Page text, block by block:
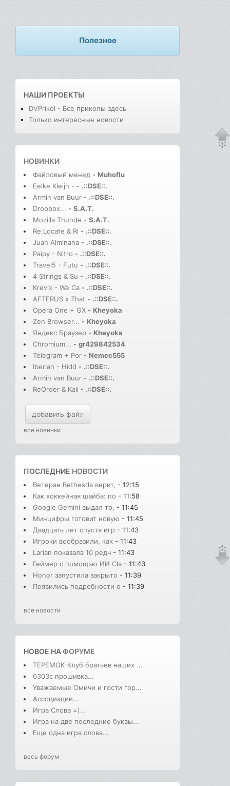
Полезное
НАШИ ПРОЕКТЫ
DVPrikol - Все приколы здесь
Только интересные новости
НОВИНКИ
Файловый менед - Muhoflu
Eelke Kleijn - - .::DSE::.
Armin van Buur - .::DSE::.
Dropbox... - S.A.T.
Mozilla Thunde - S.A.T.
Re:Locate & Ri - .::DSE::.
Juan Alminana - .::DSE::.
Paipy - Nitro - .::DSE::.
Travel5 - Futu - .::DSE::.
4 Strings & Su - .::DSE::.
Krevix - We Ca - .::DSE::.
AFTERUS x That - .::DSE::.
Opera One + GX - Kheyoka
Zen Browser... - Kheyoka
Яндекс Браузер - Kheyoka
Chromium... - gr429842534
Telegram + Por - Nemec555
Iberian - Hidd - .::DSE::.
Armin van Buur - .::DSE::.
ReOrder & Kali - .::DSE::.
добавить файл
все новинки
ПОСЛЕДНИЕ НОВОСТИ
Ветеран Bethesda верит, - 12:15
Как хоккейная шайба: по - 11:58
Google Gemini выдал то,
- 11:45
Минцифры готовит новую - 11:45
Двадцать лет спустя игр - 11:43
Игроки вообразили, как - 11:43
Larian показала 10 редч - 11:43
Геймер с помощью ИИ Cla - 11:43
Honor запустила закрыто - 11:39
Появились подробности о - 11:39
все новости
НОВОЕ НАФОРУМЕ
ТЕРЕМОК-Клуб братьев наших ...
6303с прошивка...
Уважаемые Омичи и гости гор...
Ассоциации...
Игра Слова =)...
Игра на две последние буквы...
Еще одна игра слова...
весь форум